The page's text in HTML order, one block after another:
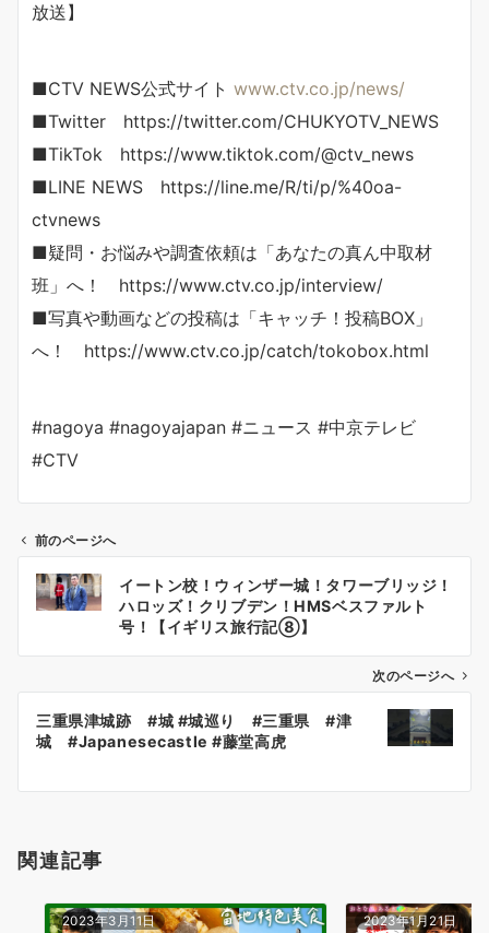
放送】
■CTV NEWS公式サイト www.ctv.co.jp/news/
■Twitter https://twitter.com/CHUKYOTV_NEWS
■TikTok https://www.tiktok.com/@ctv_news
■LINE NEWS https://line.me/R/ti/p/%40oa-
ctvnews
■疑問・お悩みや調査依頼は「あなたの真ん中取材
班」へ！ https://www.ctv.co.jp/interview/
■写真や動画などの投稿は「キャッチ！投稿BOX」
へ！ https://www.ctv.co.jp/catch/tokobox.html
#nagoya #nagoyajapan #ニュース #中京テレビ
#CTV
ビ
ン
前のページへ
イートン校！ウィンザー城！タワーブリッジ！
ハロッズ！クリブデン！HMSベスファルト
号！【イギリス旅行記⑧】
次のページへ
三重県津城跡 #城 #城巡り #三重県 #津
城 #Japanesecastle #藤堂高虎
関連記事
2023年3月11日 2023年1月21日